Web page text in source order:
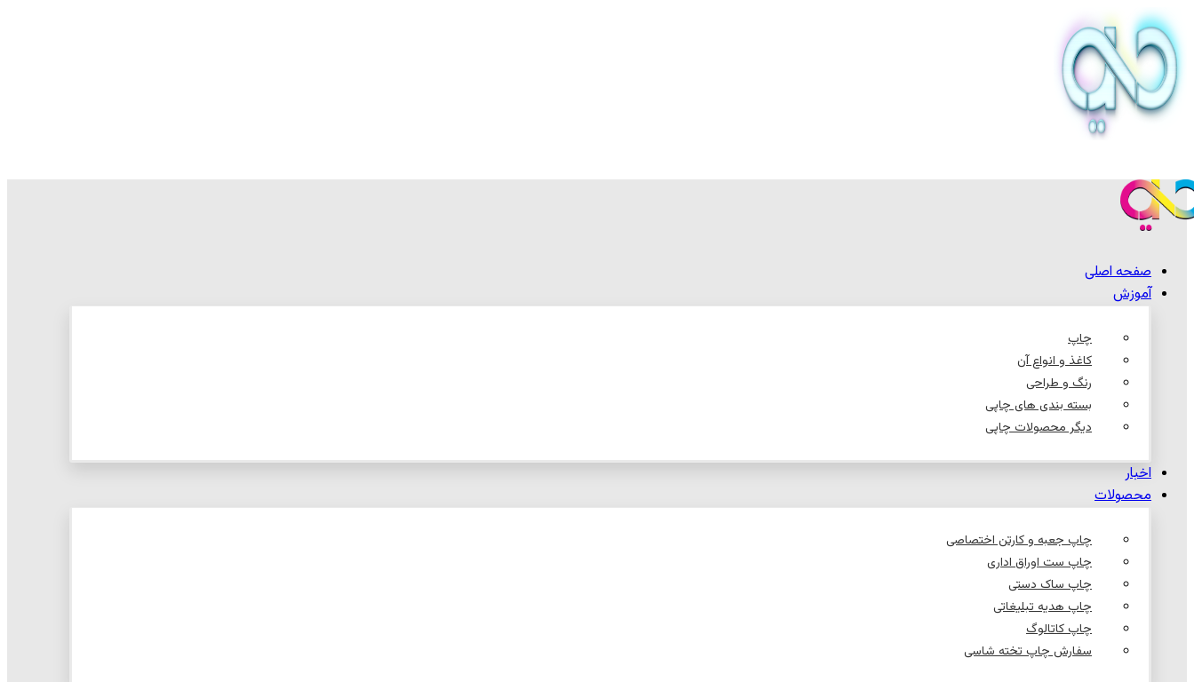
صفحه اصلی
آموزش
چاپ
کاغذ و انواع آن
رنگ و طراحی
بسته بندی های چاپی
دیگر محصولات چاپی
اخبار
محصولات
چاپ جعبه و کارتن اختصاصی
چاپ ست اوراق اداری
چاپ ساک دستی
چاپ هدیه تبلیغاتی
چاپ کاتالوگ
سفارش چاپ تخته شاسی